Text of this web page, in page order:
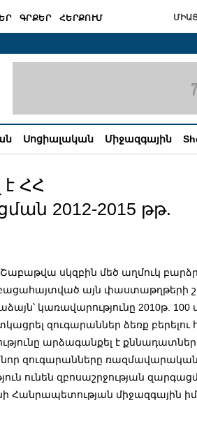
ԳՐՔԵՐ ՀԵՐՔՈՒՄ
Սոցիալական Միջազգային
ՀՀ
2012-2015 թթ.
սկզբին մեծ աղմուկ
բացահայտված այն փաստաթղթերի
կառավարությունը 2010թ. 100
զուգարաններ ձեռք բերելու
արձագանքել է
«նոր զուգարանները ռազմավարական
ունեն զբոսաշրջության
Հանրապետության միջազգային